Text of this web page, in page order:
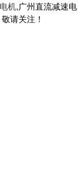
机,广州直流减速电
请关注！